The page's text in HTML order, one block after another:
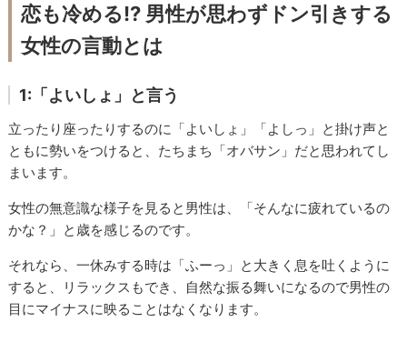
恋も冷める!? 男性が思わずドン引きする
女性の言動とは
1:「よいしょ」と言う
立ったり座ったりするのに「よいしょ」「よしっ」と掛け声と
ともに勢いをつけると、たちまち「オバサン」だと思われてし
まいます。
女性の無意識な様子を見ると男性は、「そんなに疲れているの
かな？」と歳を感じるのです。
それなら、一休みする時は「ふーっ」と大きく息を吐くように
すると、リラックスもでき、自然な振る舞いになるので男性の
目にマイナスに映ることはなくなります。